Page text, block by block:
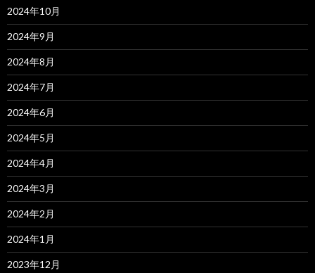
2024年10月
2024年9月
2024年8月
2024年7月
2024年6月
2024年5月
2024年4月
2024年3月
2024年2月
2024年1月
2023年12月